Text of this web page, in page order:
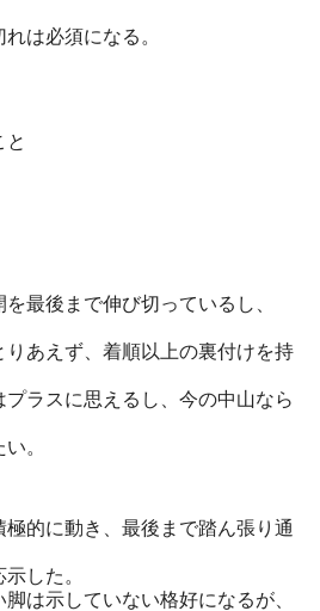
は必須になる。
と
最後まで伸び切っているし、
あえず、着順以上の裏付けを持
ラスに思えるし、今の中山なら
。
的に動き、最後まで踏ん張り通
した。
は示していない格好になるが、